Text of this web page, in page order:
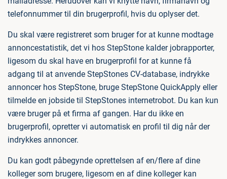
telefonnummer til din brugerprofil, hvis du oplyser det.
Du skal være registreret som bruger for at kunne modtage
annoncestatistik, det vi hos StepStone kalder jobrapporter,
ligesom du skal have en brugerprofil for at kunne få
adgang til at anvende StepStones CV-database, indrykke
annoncer hos StepStone, bruge StepStone QuickApply eller
tilmelde en jobside til StepStones internetrobot. Du kan kun
være bruger på et firma af gangen. Har du ikke en
brugerprofil, opretter vi automatisk en profil til dig når der
indrykkes annoncer.
Du kan godt påbegynde oprettelsen af en/flere af dine
kolleger som brugere, ligesom en af dine kolleger kan